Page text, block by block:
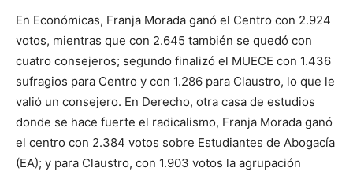
En Económicas, Franja Morada ganó el Centro con 2.924
votos, mientras que con 2.645 también se quedó con
cuatro consejeros; segundo finalizó el MUECE con 1.436
sufragios para Centro y con 1.286 para Claustro, lo que le
valió un consejero. En Derecho, otra casa de estudios
donde se hace fuerte el radicalismo, Franja Morada ganó
el centro con 2.384 votos sobre Estudiantes de Abogacía
(EA); y para Claustro, con 1.903 votos la agrupación